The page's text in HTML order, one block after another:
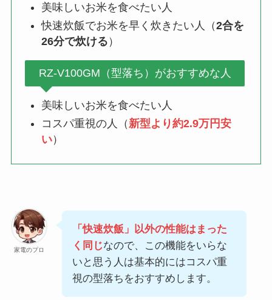
美味しいお米を食べたい人
快速炊飯でお米を早く炊きたい人（2合を
26分で炊ける ）
RZ-V100GM（型落ち）がおすすめな人
美味しいお米を食べたい人
コスパ重視の人（新型より約2.9万円安
い）
家電のプロ
「快速炊飯」以外の性能はまった
く同じなので、この機能をいらな
いと思う人は基本的にはコスパ重
視の型落ちをおすすめします。